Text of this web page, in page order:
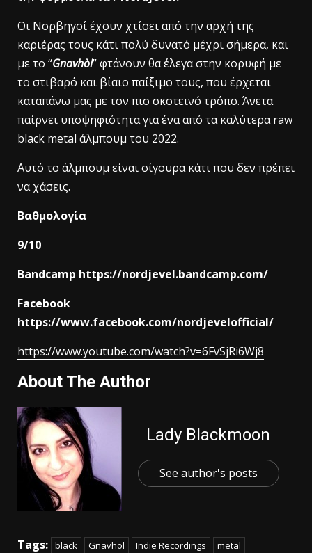
Οι Νορβηγοί έχουν χτίσει από την αρχή της
καριέρας τους κάτι πολύ δυνατό μέχρι σήμερα, και
με το “Gnavhòl” φτάνουν θα έλεγα στην κορυφή με
το στιβαρό και βίαιο παίξιμο τους, που έρχεται
καταπάνω μας με τον πιο σκοτεινό τρόπο. Άνετα
παίρνει υποψηφιότητα για ένα από τα καλύτερα raw
black metal άλμπουμ του 2022.
Αυτό το άλμπουμ είναι σίγουρα κάτι που δεν πρέπει
να χάσεις.
Βαθμολογία
9/10
Bandcamp https://nordjevel.bandcamp.com/
Facebook
https://www.facebook.com/nordjevelofficial/
https://www.youtube.com/watch?v=6FvSjRi6Wj8
About The Author
Lady Blackmoon
See author's posts
Tags: black Gnavhol Indie Recordings
metal